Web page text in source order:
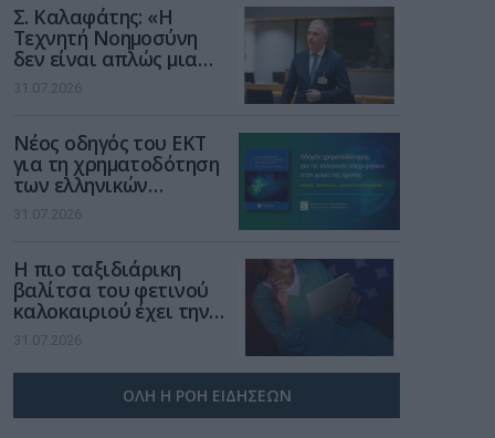
Σ. Καλαφάτης: «Η
Τεχνητή Νοημοσύνη
δεν είναι απλώς μια
νέα τεχνολογία, είναι
μια νέα βιομηχανική
31.07.2026
Νέος οδηγός του ΕΚΤ
για τη χρηματοδότηση
των ελληνικών
επιχειρήσεων στον
χώρο της άμυνας
31.07.2026
Η πιο ταξιδιάρικη
βαλίτσα του φετινού
καλοκαιριού έχει την
υπογραφή της Xiaomi
31.07.2026
ΟΛΗ Η ΡΟΗ ΕΙΔΗΣΕΩΝ